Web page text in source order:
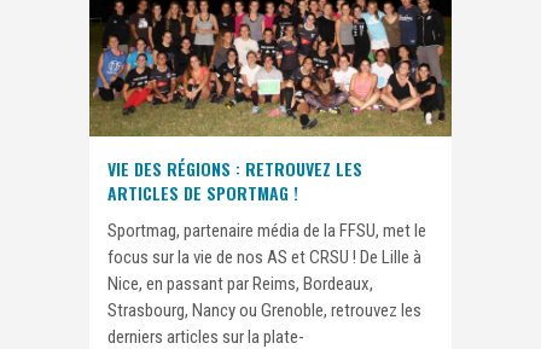
VIE DES RÉGIONS : RETROUVEZ LES
ARTICLES DE SPORTMAG !
Sportmag, partenaire média de la FFSU, met le
focus sur la vie de nos AS et CRSU ! De Lille à
Nice, en passant par Reims, Bordeaux,
Strasbourg, Nancy ou Grenoble, retrouvez les
derniers articles sur la plate-